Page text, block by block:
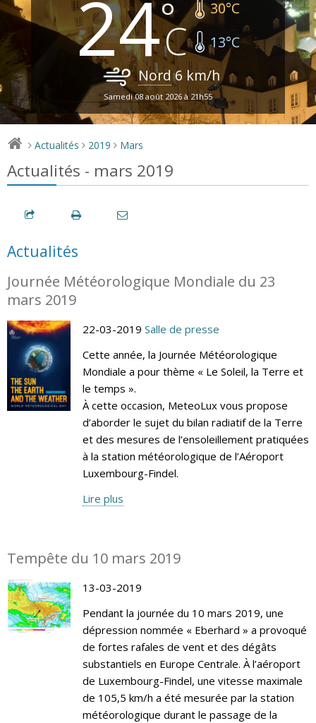
24 30°C
13°C
Nord6 km/h
Samedi 08 août 2026 à 21h55
> Actualités > 2019 > Mars
Actualités - mars 2019
Actualités
Journée Météorologique Mondiale du 23
mars 2019
22-03-2019 Salle de presse
Cette année, la Journée Météorologique
Mondiale a pour thème « Le Soleil, la Terre et
le temps ».
À cette occasion, MeteoLux vous propose
d’aborder le sujet du bilan radiatif de la Terre
et des mesures de l’ensoleillement pratiquées
à la station météorologique de l’Aéroport
Luxembourg-Findel.
Lire plus
Tempête du 10 mars 2019
13-03-2019
Pendant la journée du 10 mars 2019, une
dépression nommée « Eberhard » a provoqué
de fortes rafales de vent et des dégâts
substantiels en Europe Centrale. À l’aéroport
de Luxembourg-Findel, une vitesse maximale
de 105,5 km/h a été mesurée par la station
météorologique durant le passage de la